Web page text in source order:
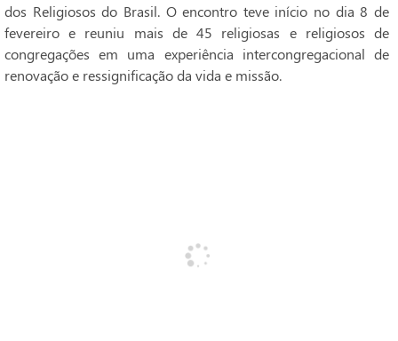
dos Religiosos do Brasil. O encontro teve início no dia 8 de
fevereiro e reuniu mais de 45 religiosas e religiosos de
congregações em uma experiência intercongregacional de
renovação e ressignificação da vida e missão.